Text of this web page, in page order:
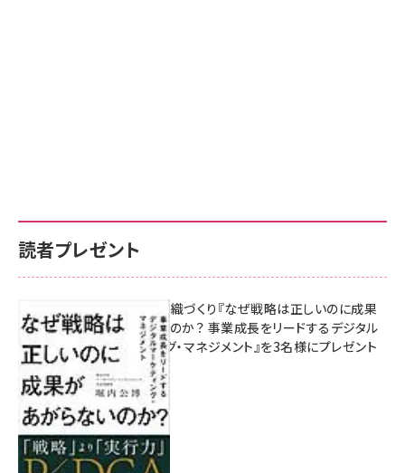
読者プレゼント
成果を生む組織づくり『なぜ戦略は正しいのに成果
があがらないのか？ 事業成長をリードするデジタル
マーケティング・マネジメント』を3名様にプレゼント
8月7日 10:00